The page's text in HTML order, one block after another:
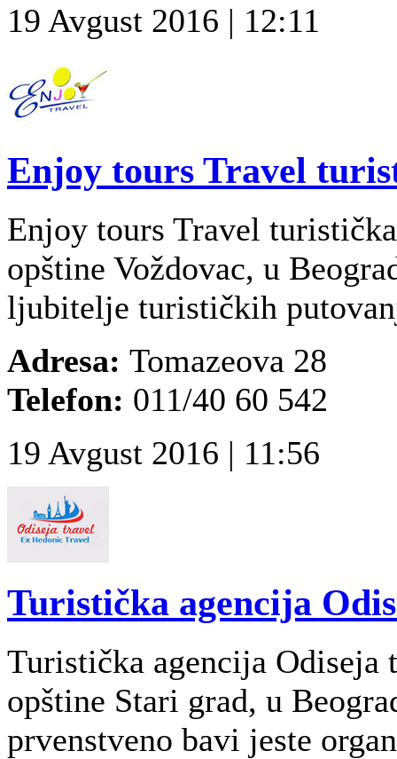
19 Avgust 2016 | 12:11
Enjoy tours Travel
Enjoy tours Travel
opštine Voždovac, u
ljubitelje turističkih
Adresa: Tomazeova 28
Telefon: 011/40 60 542
19 Avgust 2016 | 11:56
Turistička agencija
Turistička agencija Odiseja
opštine Stari grad, u
prvenstveno bavi jeste